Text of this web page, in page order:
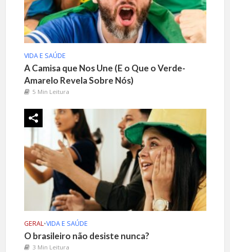
VIDA E SAÚDE
A Camisa que Nos Une (E o Que o Verde-
Amarelo Revela Sobre Nós)
5 Min Leitura
GERAL•VIDA E SAÚDE
O brasileiro não desiste nunca?
3 Min Leitura